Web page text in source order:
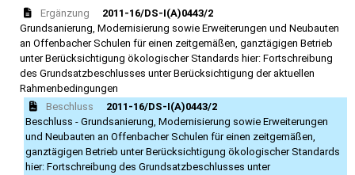
Ergänzung
2011-16/DS-I(A)0443/2
Grundsanierung, Modernisierung sowie Erweiterungen und Neubauten
an Offenbacher Schulen für einen zeitgemäßen, ganztägigen Betrieb
unter Berücksichtigung ökologischer Standards hier: Fortschreibung
des Grundsatzbeschlusses unter Berücksichtigung der aktuellen
Rahmenbedingungen
Beschluss
2011-16/DS-I(A)0443/2
Beschluss - Grundsanierung, Modernisierung sowie Erweiterungen
und Neubauten an Offenbacher Schulen für einen zeitgemäßen,
ganztägigen Betrieb unter Berücksichtigung ökologischer Standards
hier: Fortschreibung des Grundsatzbeschlusses unter